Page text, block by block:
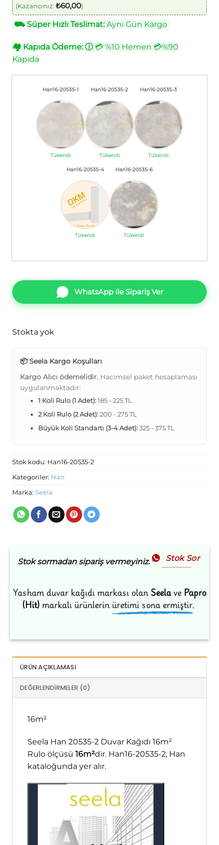
(Kazancınız: ₺60,00)
⛟Süper Hızlı Teslimat:Aynı Gün Kargo
🏘 Kapıda Ödeme: ⓘ💳 %10 Hemen 💳%90
Kapıda
Han16-20535-1
Tükendi
Han16-20535-2
Tükendi
Han16-20535-3
Tükendi
Han16-20535-4
Tükendi
Han16-20535-6
Tükendi
WhatsApp ile Sipariş Ver
Stokta yok
📦 Seela Kargo Koşulları
Kargo Alıcı ödemelidir. Hacimsel paket hesaplaması
uygulanmaktadır:
1 Koli Rulo (1 Adet):185 - 225 TL
2 Koli Rulo (2 Adet):200 - 275 TL
Büyük Koli Standartı (3-4 Adet):325 - 375 TL
Stok kodu: Han16-20535-2
Kategoriler: Han
Marka: Seela
Stok sormadan sipariş vermeyiniz. Stok Sor
Yasham duvar kağıdı markası olanSeelave Papro
(Hit)markalı ürünlerinüretimi sona ermiştir.
ÜRÜN AÇIKLAMASI
DEĞERLENDIRMELER (0)
16m²
Seela Han 20535-2 Duvar Kağıdı 16m²
Rulo ölçüsü 16m²dir. Han16-20535-2, Han
kataloğunda yer alır.